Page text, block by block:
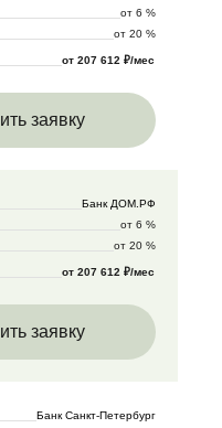
от 6 %
от 20 %
от 207 612 ₽/мес
заявку
Банк ДОМ.РФ
от 6 %
от 20 %
от 207 612 ₽/мес
заявку
Банк Санкт-Петербург